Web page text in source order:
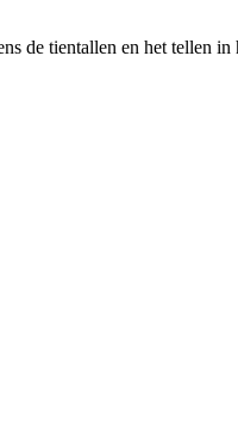
de tientallen en het tellen